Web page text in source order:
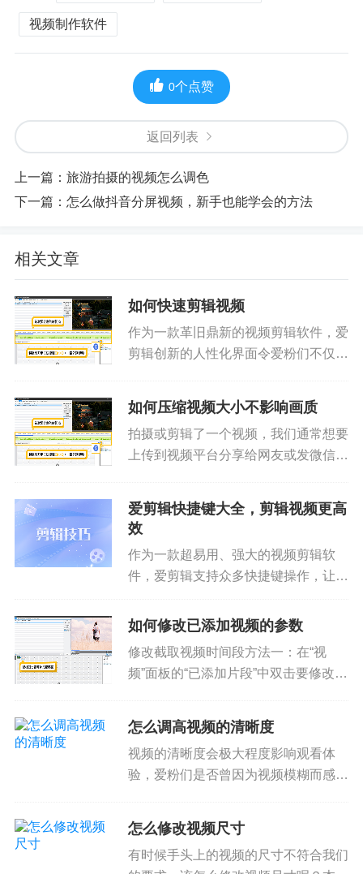
视频制作软件
0个点赞
返回列表
上一篇： 旅游拍摄的视频怎么调色
下一篇： 怎么做抖音分屏视频，新手也能学会的方法
相关文章
如何快速剪辑视频
作为一款革旧鼎新的视频剪辑软件，爱
剪辑创新的人性化界面令爱粉们不仅能
度、运行速度也使爱粉们视频剪辑过程
更加快速、得心应手！按照如下步...
如何压缩视频大小不影响画质
拍摄或剪辑了一个视频，我们通常想要
上传到视频平台分享给网友或发微信分
做到不影响画质呢？下面就跟着小爱了
解压缩视频大小又不影响画质的秘...
爱剪辑快捷键大全，剪辑视频更高
效
作为一款超易用、强大的视频剪辑软
件，爱剪辑支持众多快捷键操作，让爱
打造精美视频！小爱已经帮大家整理好
学习和收藏吧！通用Tab&nbs...
如何修改已添加视频的参数
修改截取视频时间段方法一：在“视
频”面板的“已添加片段”中双击要修改的
改。图1：双击视频片段缩略图图2：
修改截取视频时间段方法二...
怎么调高视频的清晰度
视频的清晰度会极大程度影响观看体
验，爱粉们是否曾因为视频模糊而感到
搞定，下面来跟着教程学起来吧！一、
创建高清分辨率打开软件时，或点击...
怎么修改视频尺寸
有时候手头上的视频的尺寸不符合我们